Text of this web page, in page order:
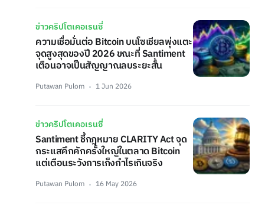
ข่าวคริปโตเคอเรนซี่
ความเชื่อมั่นต่อ Bitcoin บนโซเชียลพุ่งแตะ
จุดสูงสุดของปี 2026 ขณะที่ Santiment
เตือนอาจเป็นสัญญาณลบระยะสั้น
Putawan Pulom 1 Jun 2026
ข่าวคริปโตเคอเรนซี่
Santiment ชี้กฎหมาย CLARITY Act จุด
กระแสคึกคักครั้งใหญ่ในตลาด Bitcoin
แต่เตือนระวังการเก็งกำไรเกินจริง
Putawan Pulom 16 May 2026